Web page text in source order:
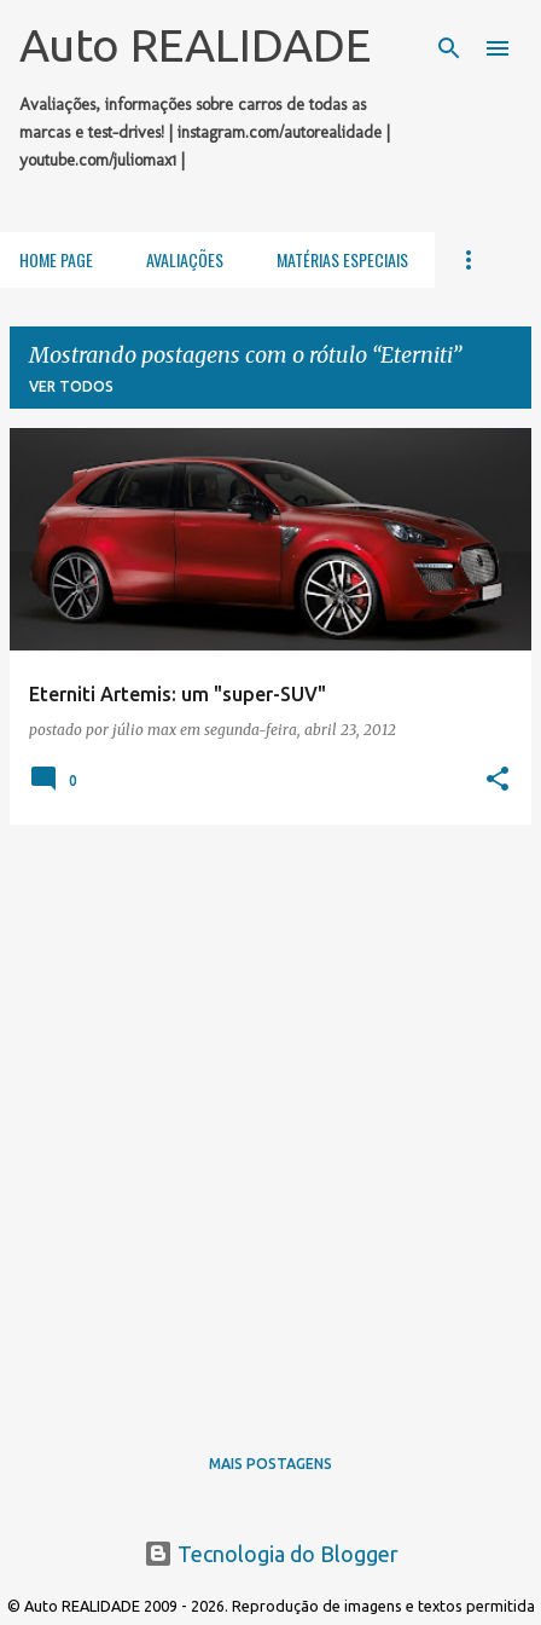
Pular para o conteúdo principal
Auto REALIDADE
Avaliações, informações sobre carros de todas as
marcas e test-drives! | instagram.com/autorealidade |
youtube.com/juliomax1 |
HOME PAGE AVALIAÇÕES MATÉRIAS ESPECIAIS
Mostrando postagens com o rótulo Eterniti
VER TODOS
g
Eterniti Artemis: um "super-SUV"
postado por júlio max em segunda-feira, abril 23, 2012
0
MAIS POSTAGENS
Tecnologia do Blogger
© Auto REALIDADE 2009 - 2026. Reprodução de imagens e textos permitida